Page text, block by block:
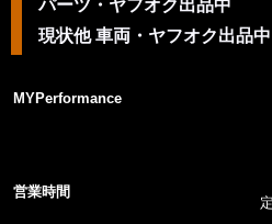
パーツ・ヤフオク出品中
現状他 車両・ヤフオク出品中
MYPerformance
営業時間